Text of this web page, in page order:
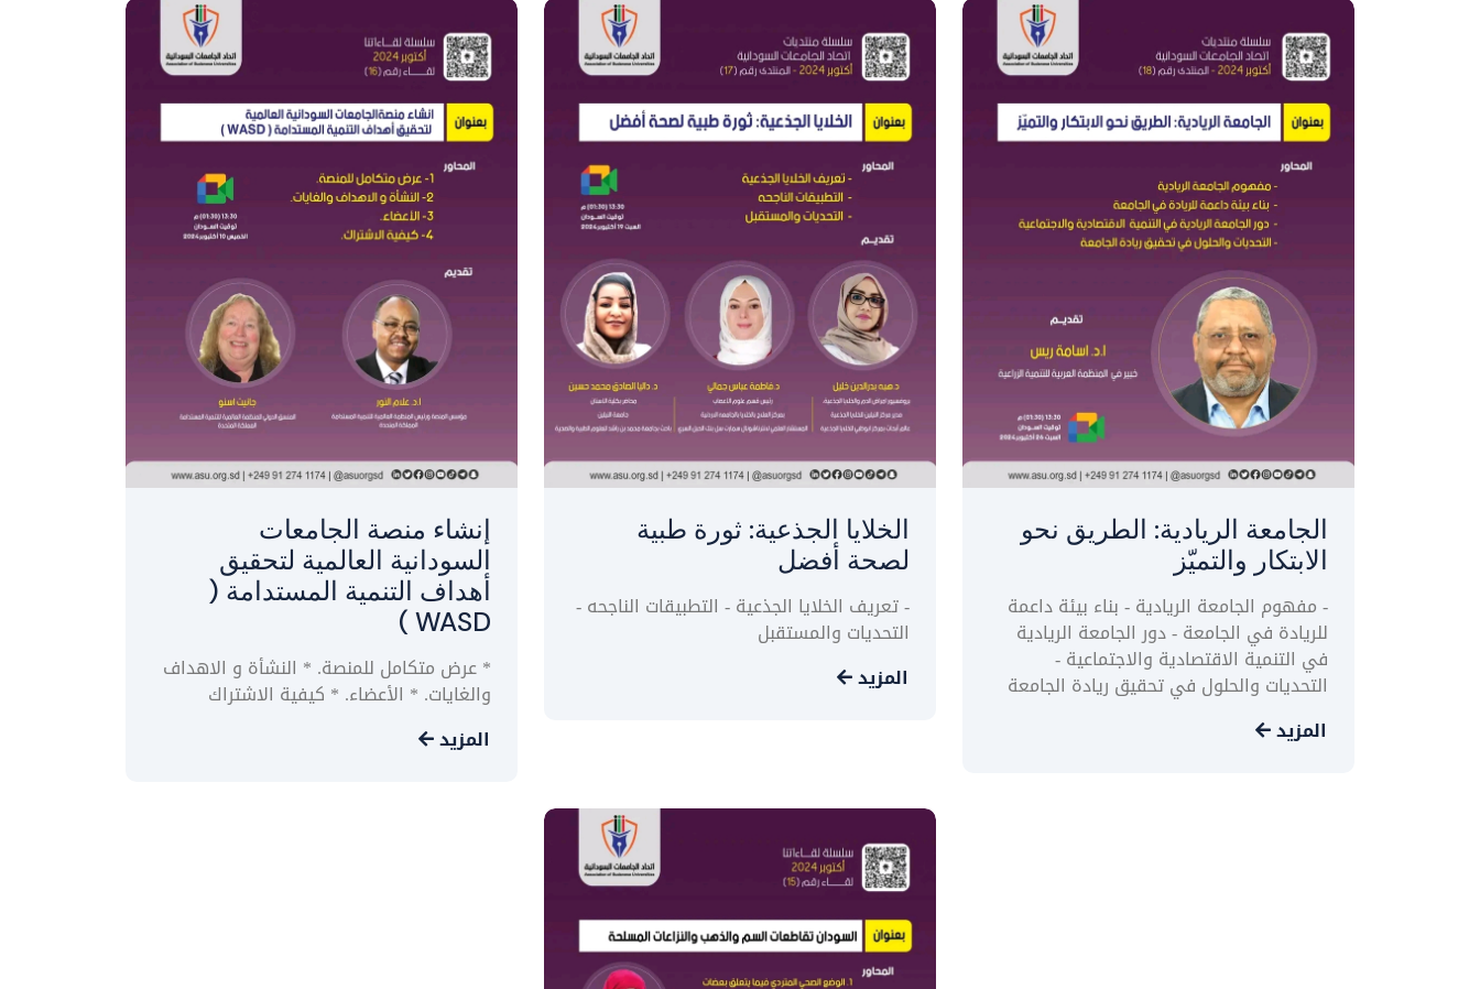
الجامعة الريادية: الطريق نحو
الابتكار والتميّز
- مفهوم الجامعة الريادية - بناء بيئة داعمة
للريادة في الجامعة - دور الجامعة الريادية
في التنمية الاقتصادية والاجتماعية -
التحديات والحلول في تحقيق ريادة الجامعة
المزيد
الخلايا الجذعية: ثورة طبية
لصحة أفضل
- تعريف الخلايا الجذعية - التطبيقات الناجحه -
التحديات والمستقبل
المزيد
إنشاء منصة الجامعات
السودانية العالمية لتحقيق
أهداف التنمية المستدامة (
WASD )
* عرض متكامل للمنصة. * النشأة و الاهداف
والغايات. * الأعضاء. * كيفية الاشتراك
المزيد